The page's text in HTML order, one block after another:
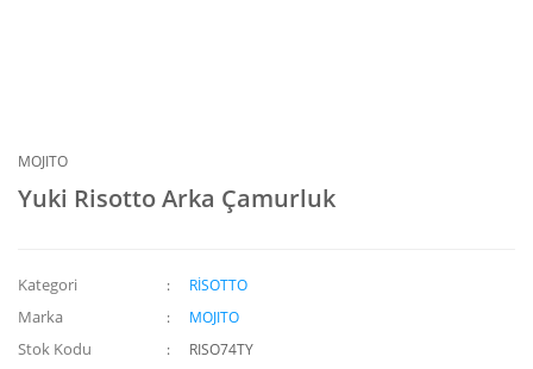
MOJITO
Yuki Risotto Arka Çamurluk
Kategori RİSOTTO
Marka MOJITO
Stok Kodu RISO74TY